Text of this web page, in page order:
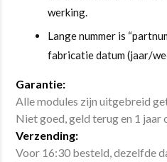
werking.
Lange nummer is
fabricatie datum (jaar/
Garantie:
Alle modules zijn uitgebreid
Niet goed, geld terug en 1 jaar
Verzending:
Voor 16:30 besteld, dezelfde